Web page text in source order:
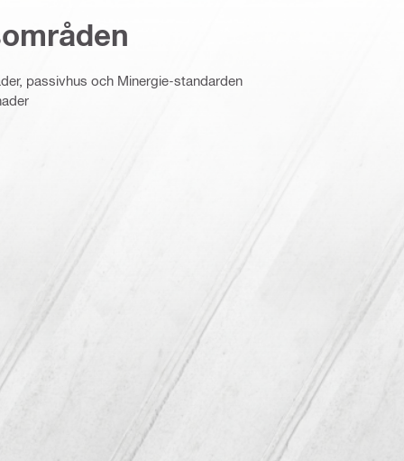
passivhus och Minergie-standarden